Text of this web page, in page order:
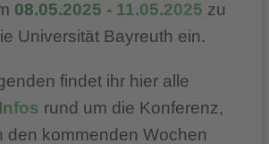
08.05.2025 - 11.05.2025 zu
Universität Bayreuth ein.
findet ihr hier alle
rund um die Konferenz,
den kommenden Wochen